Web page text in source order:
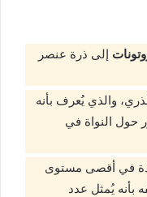
إلى ذرة عنصر
والذي يُعرف بأنه
حول النواة في
في أقصى مستوى
بأنه يُمثل عدد